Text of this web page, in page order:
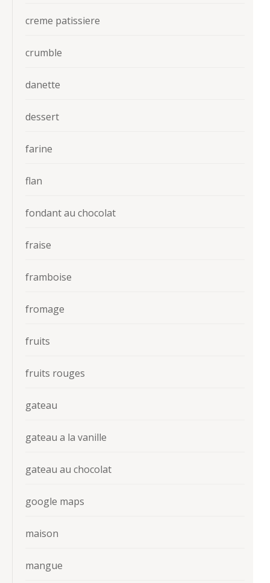
creme patissiere
crumble
danette
dessert
farine
flan
fondant au chocolat
fraise
framboise
fromage
fruits
fruits rouges
gateau
gateau a la vanille
gateau au chocolat
google maps
maison
mangue